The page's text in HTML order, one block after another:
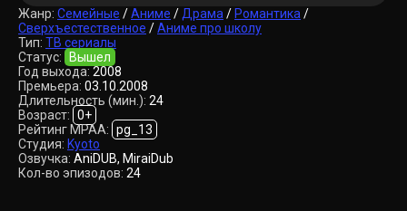
Жанр: Семейные /Аниме / Драма / Романтика /
Сверхъестественное /Аниме про школу
Тип: ТВ сериалы
Статус:
Вышел
Год выхода: 2008
Премьера: 03.10.2008
Длительность (мин.): 24
Возраст: 0+
Рейтинг MPAA: pg_13
Студия: Kyoto
Озвучка: AniDUB, MiraiDub
Кол-во эпизодов: 24